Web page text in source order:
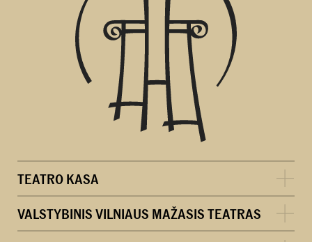
TEATRO KASA
VALSTYBINIS VILNIAUS MAŽASIS TEATRAS